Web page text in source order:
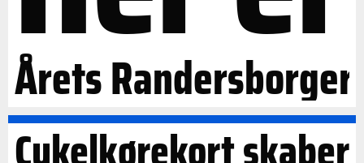
Årets Randersborger